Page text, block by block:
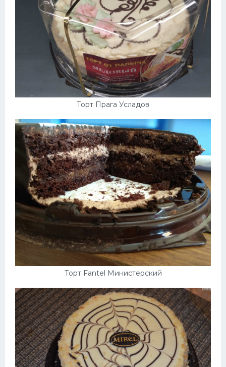
Торт Прага Усладов
Торт Fantel Министерский